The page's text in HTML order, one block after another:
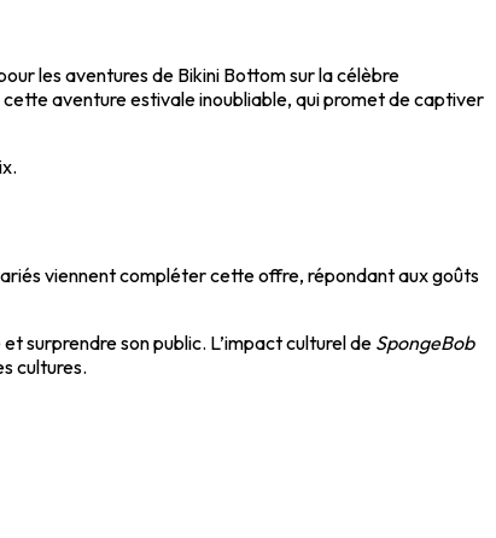
les aventures de Bikini Bottom sur la célèbre
aventure estivale inoubliable, qui promet de captiver
viennent compléter cette offre, répondant aux goûts
surprendre son public. L’impact culturel de SpongeBob
cultures.